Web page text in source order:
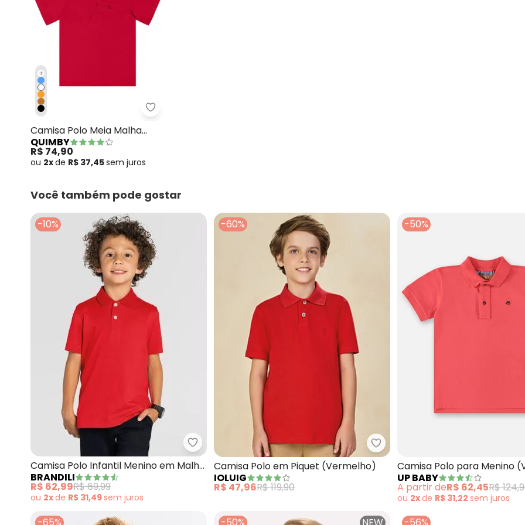
+
Quimby - Camisa Polo Meia Malha Vermelho
Camisa Polo Meia Malha
Vermelho
QUIMBY
R$ 74,90
ou 2xde R$ 37,45sem juros
Você também pode gostar
-10%
Brandili - Camisa Polo Infantil Menino em Malha (Vermelho)
Camisa Polo Infantil Menino em Malha
(Vermelho)
BRANDILI
R$ 62,99R$ 69,99
ou 2xde R$ 31,49sem juros
-60%
Ioluig - Camisa Polo em Piquet
Camisa Polo em Piquet (Vermelho)
IOLUIG
R$ 47,96R$ 119,90
-50%
Camisa Polo para Menino
UP BABY
A partir deR$ 62,45R$
ou 2xde R$ 31,22 sem juros
-65% -50% NEW -56%